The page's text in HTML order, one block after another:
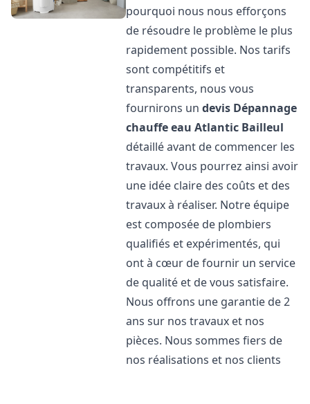
pourquoi nous nous efforçons
de résoudre le problème le plus
rapidement possible. Nos tarifs
sont compétitifs et
transparents, nous vous
fournirons undevis Dépannage
chauffe eau Atlantic Bailleul
détaillé avant de commencer les
travaux. Vous pourrez ainsi avoir
une idée claire des coûts et des
travaux à réaliser. Notre équipe
est composée de plombiers
qualifiés et expérimentés, qui
ont à cœur de fournir un service
de qualité et de vous satisfaire.
Nous offrons une garantie de 2
ans sur nos travaux et nos
pièces. Nous sommes fiers de
nos réalisations et nos clients